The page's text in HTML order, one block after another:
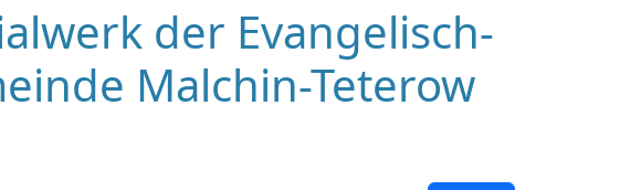
der Evangelisch-
Malchin-Teterow